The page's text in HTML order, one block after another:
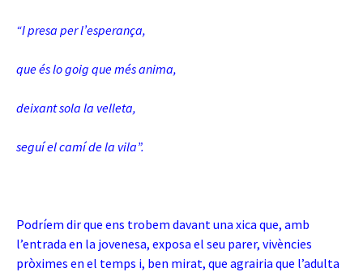
“I presa per l’esperança,
que és lo goig que més anima,
deixant sola la velleta,
seguí el camí de la vila”.
Podríem dir que ens trobem davant una xica que, amb
l’entrada en la jovenesa, exposa el seu parer, vivències
pròximes en el temps i, ben mirat, que agrairia que l’adulta